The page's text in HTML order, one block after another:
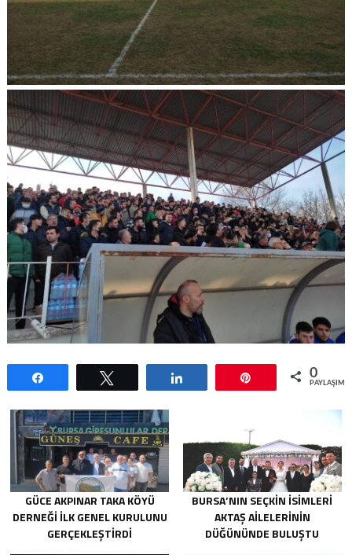
0
GÜCE AKPINAR TAKA KÖYÜ
DERNEĞI İLK GENEL KURULUNU
GERÇEKLEŞTIRDI
BURSA’NIN SEÇKIN İSIMLERI
AKTAŞ AILELERININ
DÜĞÜNÜNDE BULUŞTU